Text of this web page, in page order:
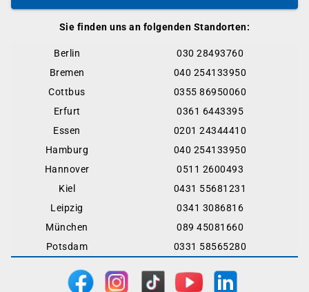
Sie finden uns an folgenden Standorten:
Berlin
030 28493760
Bremen
040 254133950
Cottbus
0355 86950060
Erfurt
0361 6443395
Essen
0201 24344410
Hamburg
040 254133950
Hannover
0511 2600493
Kiel
0431 55681231
Leipzig
0341 3086816
München
089 45081660
Potsdam
0331 58565280